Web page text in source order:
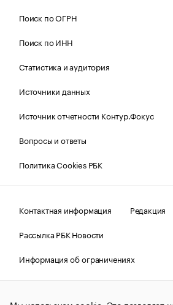
Поиск по ОГРН
Поиск по ИНН
Статистика и аудитория
Источники данных
Источник отчетности Контур.Фокус
Вопросы и ответы
Политика Cookies РБК
Контактная информация
Редакция
Рассылка РБК Новости
Информация об ограничениях
Правовая информация
О